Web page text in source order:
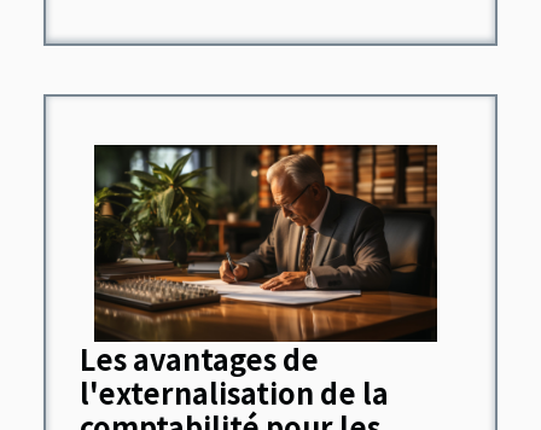
Les avantages de
l'externalisation de la